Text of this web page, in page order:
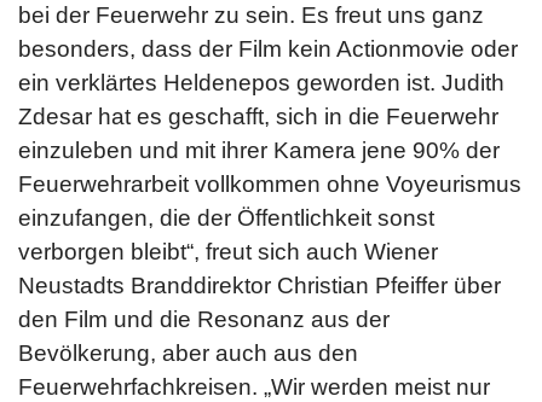
bei der Feuerwehr zu sein. Es freut uns ganz
besonders, dass der Film kein Actionmovie oder
ein verklärtes Heldenepos geworden ist. Judith
Zdesar hat es geschafft, sich in die Feuerwehr
einzuleben und mit ihrer Kamera jene 90% der
Feuerwehrarbeit vollkommen ohne Voyeurismus
einzufangen, die der Öffentlichkeit sonst
verborgen bleibt“, freut sich auch Wiener
Neustadts Branddirektor Christian Pfeiffer über
den Film und die Resonanz aus der
Bevölkerung, aber auch aus den
Feuerwehrfachkreisen. „Wir werden meist nur